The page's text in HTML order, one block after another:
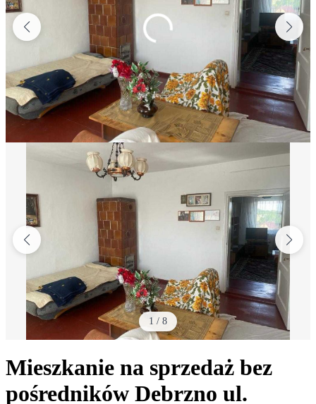
1 / 8
Mieszkanie na sprzedaż bez
pośredników Debrzno ul.